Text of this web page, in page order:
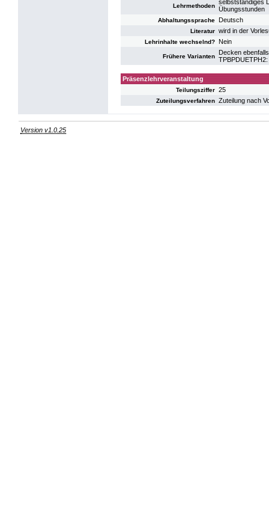
Lehrmethoden
selbstständiges
Übungsstunden
Abhaltungssprache Deutsch
Literatur wird in der
Lehrinhalte wechselnd? Nein
Frühere Varianten
Decken
Präsenzlehrveranstaltung
Teilungsziffer 25
Zuteilungsverfahren Zuteilung nach
Version v1.0.25